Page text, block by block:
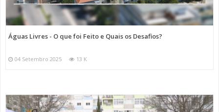
Águas Livres - O que foi Feito e Quais os Desafios?
04 Setembro 2025 13 K